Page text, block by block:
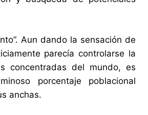
Aun dando la sensación de
parecía controlarse la
concentradas del mundo, es
porcentaje poblacional
anchas.